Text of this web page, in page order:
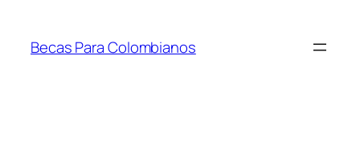
contenido
Becas Para Colombianos